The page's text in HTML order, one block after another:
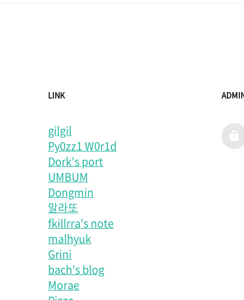
LINK
gilgil
Py0zz1 W0r1d
Dork's port
UMBUM
Dongmin
말라또
fkillrra's note
malhyuk
Grini
bach's blog
Morae